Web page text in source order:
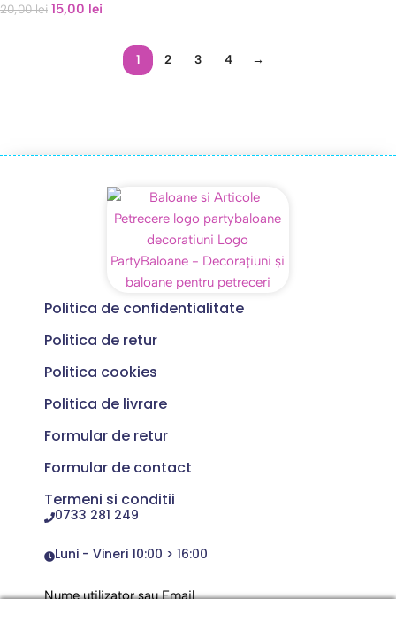
20,00lei 15,00 lei
1 2 3 4 →
Politica de confidentialitate
Politica de retur
Politica cookies
Politica de livrare
Formular de retur
Formular de contact
Termeni si conditii
0733 281 249
Luni - Vineri 10:00 > 16:00
Nume utilizator sau Email